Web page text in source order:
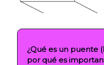
¿Qué es un puente
por qué es